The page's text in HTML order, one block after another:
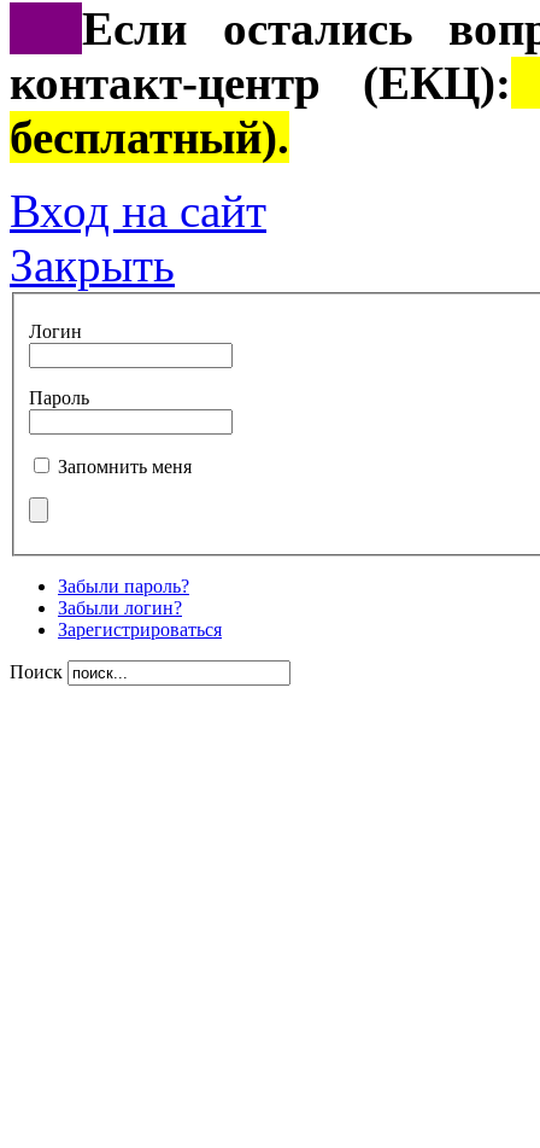
Если остались
контакт-центр (ЕКЦ):
бесплатный).
Вход на сайт
Закрыть
Логин
Пароль
Запомнить меня
Забыли пароль?
Забыли логин?
Зарегистрироваться
Поиск